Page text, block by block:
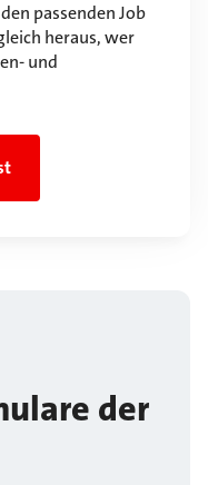
passenden Job
heraus, wer
und
der